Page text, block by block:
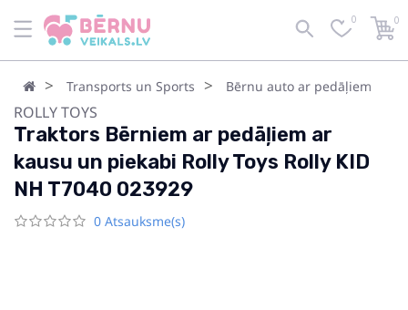
0 0
Transports un Sports Bērnu auto ar pedāļiem
ROLLY TOYS
Traktors Bērniem ar pedāļiem ar
kausu un piekabi Rolly Toys Rolly KID
NH T7040 023929
0 Atsauksme(s)